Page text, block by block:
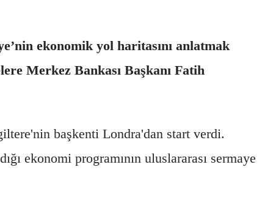
ekonomik yol haritasını anlatmak
Merkez Bankası Başkanı Fatih
başkenti Londra'dan start verdi.
ekonomi programının uluslararası sermaye